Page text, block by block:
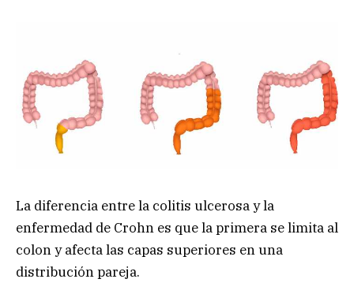
La diferencia entre la colitis ulcerosa y la
enfermedad de Crohn es que la primera se limita al
colon y afecta las capas superiores en una
distribución pareja.